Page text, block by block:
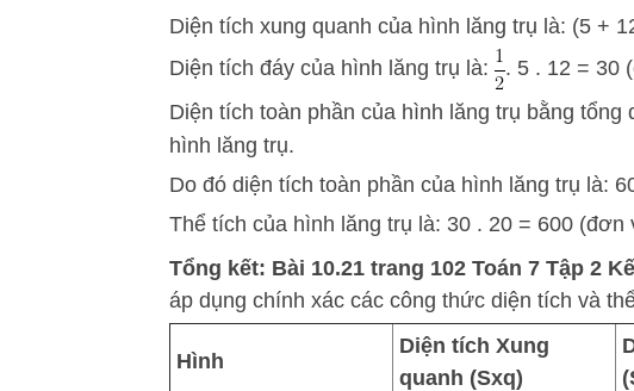
Diện tích xung quanh của hình lăng trụ là: (5 +
Diện tích đáy của hình lăng trụ là:
. 5 . 12 = 30
Diện tích toàn phần của hình lăng trụ bằng
hình lăng trụ.
Do đó diện tích toàn phần của hình lăng trụ là:
Thể tích của hình lăng trụ là: 30 . 20 = 600 (đơn
Tổng kết: Bài 10.21 trang 102 Toán 7 Tập 2
áp dụng chính xác các công thức diện tích và
Hình
Diện tích Xung
quanh (Sxq​)